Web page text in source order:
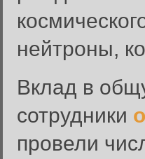
нейтроны,
Вклад в
сотрудники
провели